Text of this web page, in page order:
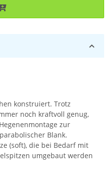
konstruiert. Trotz
noch kraftvoll genug,
zur
Blank.
(soft), die bei Bedarf mit
umgebaut werden